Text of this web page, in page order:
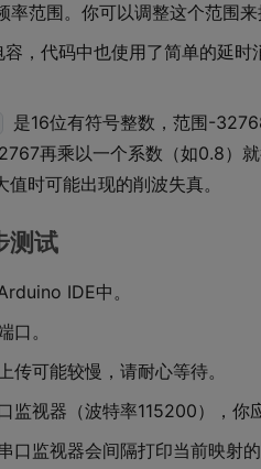
范围。你可以调整这个范围
容，代码中也使用了简单的延
是16位有符号整数，范围-
再乘以一个系数（如0.8）
时可能出现的削波失真。
测试
IDE中。
口。
传可能较慢，请耐心等待。
监视器（波特率115200），你
口监视器会间隔打印当前映射